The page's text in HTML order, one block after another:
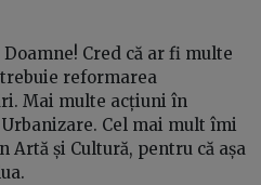
Doamne! Cred că ar fi multe
reformarea
Mai multe acțiuni în
Cel mai mult îmi
Artă și Cultură, pentru că așa